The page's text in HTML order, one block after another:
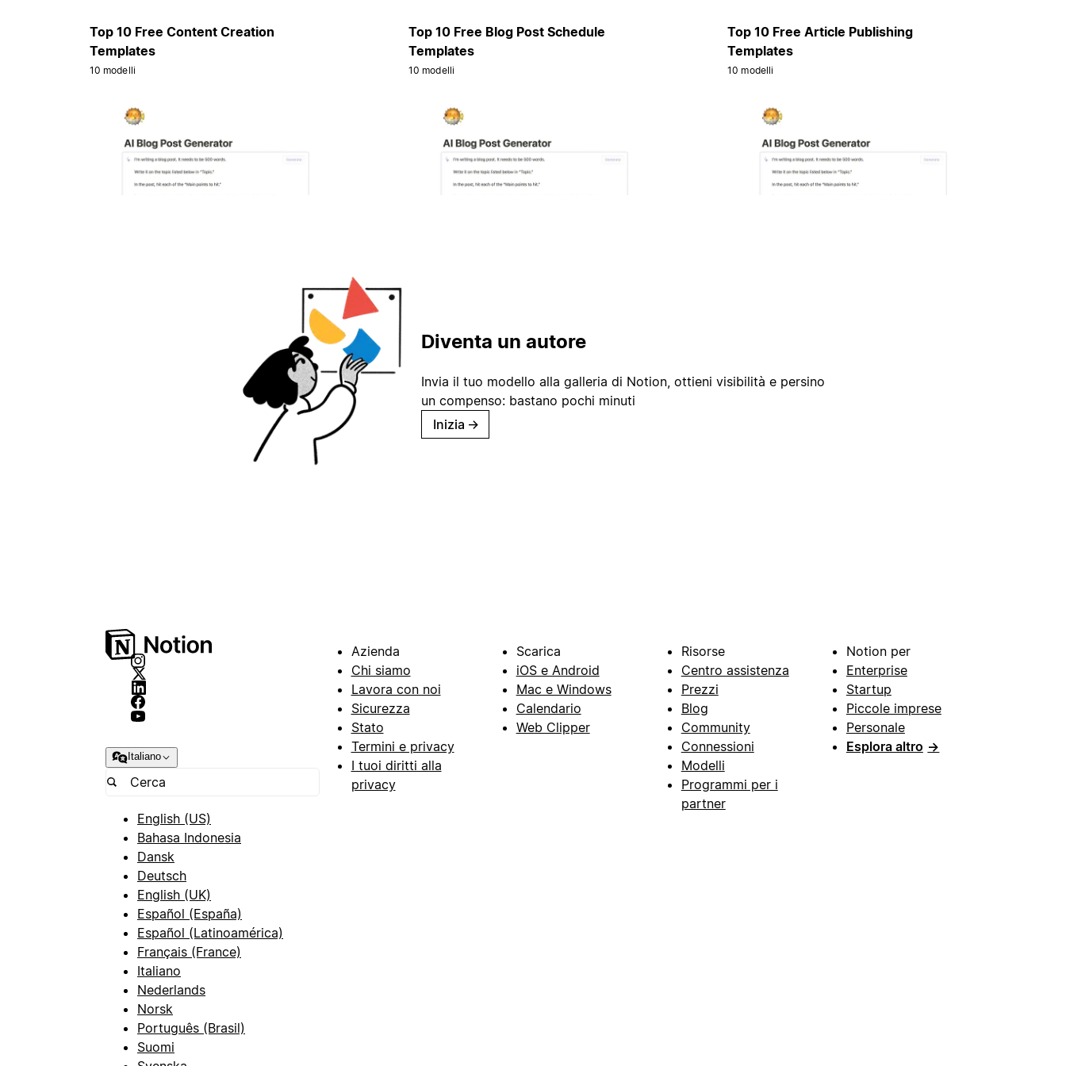
Top 10 Free Content Creation
Templates
10 modelli
Top 10 Free Blog Post Schedule
Templates
10 modelli
Top 10 Free Article Publishing
Templates
10 modelli
Diventa un autore
Invia il tuo modello alla galleria di Notion, ottieni visibilità e persino
un compenso: bastano pochi minuti
Inizia →
Italiano
English (US)
Bahasa Indonesia
Dansk
Deutsch
English (UK)
Español (España)
Español (Latinoamérica)
Français (France)
Italiano
Nederlands
Norsk
Português (Brasil)
Suomi
Azienda
Chi siamo
Lavora con noi
Sicurezza
Stato
Termini e privacy
I tuoi diritti alla
privacy
Scarica
iOS e Android
Mac e Windows
Calendario
Web Clipper
Risorse
Centro assistenza
Prezzi
Blog
Community
Connessioni
Modelli
Programmi per i
partner
Notion per
Enterprise
Startup
Piccole imprese
Personale
Esplora altro →